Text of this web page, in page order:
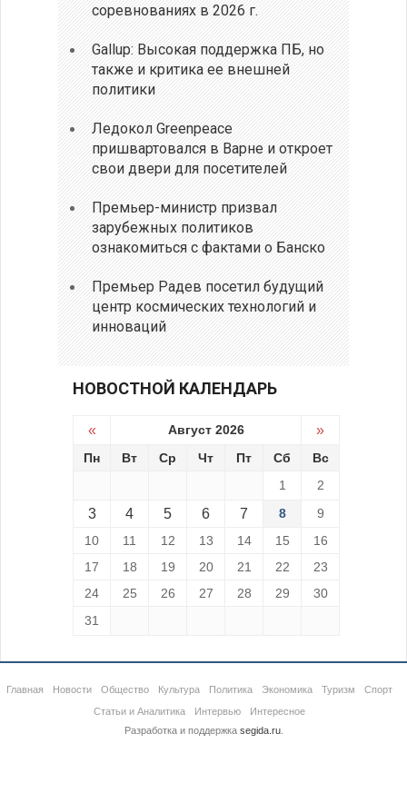
соревнованиях в 2026 г.
Gallup: Высокая поддержка ПБ, но
также и критика ее внешней
политики
Ледокол Greenpeace
пришвартовался в Варне и откроет
свои двери для посетителей
Премьер-министр призвал
зарубежных политиков
ознакомиться с фактами о Банско
Премьер Радев посетил будущий
центр космических технологий и
инноваций
НОВОСТНОЙ КАЛЕНДАРЬ
« Август 2026 »
Пн Вт Ср Чт Пт Сб
Вс
1
2
3 4 5 6 7 8
9
10
11 12 13 14 15
16
17
18 19 20 21 22
23
24
25 26 27 28 29
30
31
Главная Новости Общество Культура Политика Экономика Туризм
Спорт
Статьи и Аналитика
Интервью
Интересное
Разработка и поддержка segida.ru.